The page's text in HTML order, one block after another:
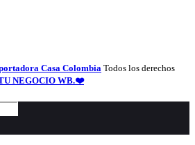
Casa Colombia Todos los derechos
NEGOCIO WB.❤️